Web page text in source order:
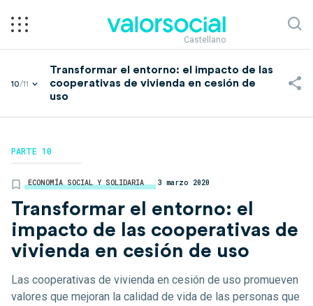
Castellano
10/11
Transformar el entorno: el impacto de las
cooperativas de vivienda en cesión de
uso
PARTE 10
ECONOMÍA SOCIAL Y SOLIDARIA 3 marzo 2020
Transformar el entorno: el
impacto de las cooperativas de
vivienda en cesión de uso
Las cooperativas de vivienda en cesión de uso promueven
valores que mejoran la calidad de vida de las personas que